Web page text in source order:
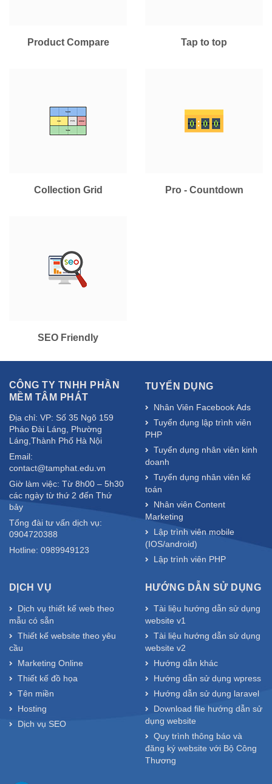
Product Compare Tap to top
Collection Grid Pro - Countdown
SEO Friendly
CÔNG TY TNHH PHẦN
MỀM TÂM PHÁT
Địa chỉ: VP: Số 35 Ngõ 159
Pháo Đài Láng, Phường
Láng,Thành Phố Hà Nội
Email:
contact@tamphat.edu.vn
Giờ làm việc: Từ 8h00 – 5h30
các ngày từ thứ 2 đến Thứ
bảy
Tổng đài tư vấn dịch vụ:
0904720388
Hotline: 0989949123
TUYỂN DỤNG
Nhân Viên Facebook Ads
Tuyển dụng lập trình viên
PHP
Tuyển dụng nhân viên kinh
doanh
Tuyển dụng nhân viên kế
toán
Nhân viên Content
Marketing
Lập trình viên mobile
(IOS/android)
Lập trình viên PHP
DỊCH VỤ
Dịch vụ thiết kế web theo
mẫu có sẵn
Thiết kế website theo yêu
cầu
Marketing Online
Thiết kế đồ họa
Tên miền
Hosting
Dịch vụ SEO
HƯỚNG DẪN SỬ DỤNG
Tài liệu hướng dẫn sử dụng
website v1
Tài liệu hướng dẫn sử dụng
website v2
Hướng dẫn khác
Hướng dẫn sử dụng wpress
Hướng dẫn sử dụng laravel
Download file hướng dẫn sử
dụng website
Quy trình thông báo và
đăng ký website với Bộ Công
Thương